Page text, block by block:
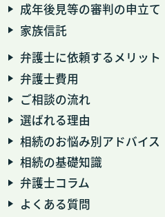
成年後見等の審判の申立て
家族信託
弁護士に依頼するメリット
弁護士費用
ご相談の流れ
選ばれる理由
相続のお悩み別アドバイス
相続の基礎知識
弁護士コラム
よくある質問